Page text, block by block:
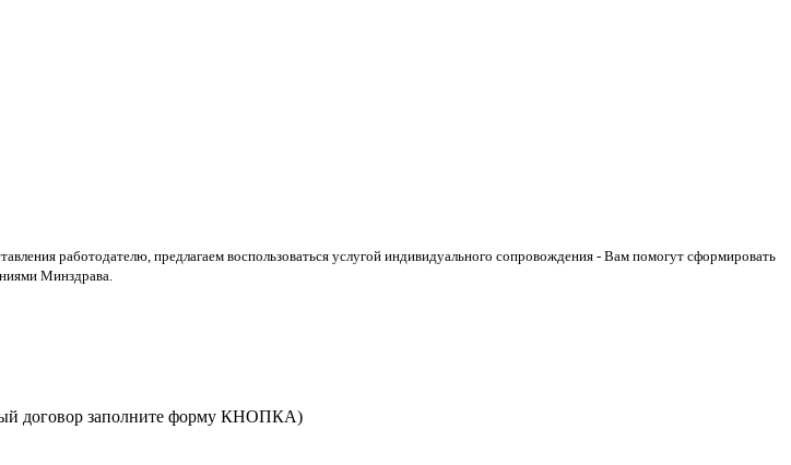
работодателю, предлагаем воспользоваться услугой индивидуального сопровождения - Вам помогут сформировать
Минздрава.
договор заполните форму КНОПКА)